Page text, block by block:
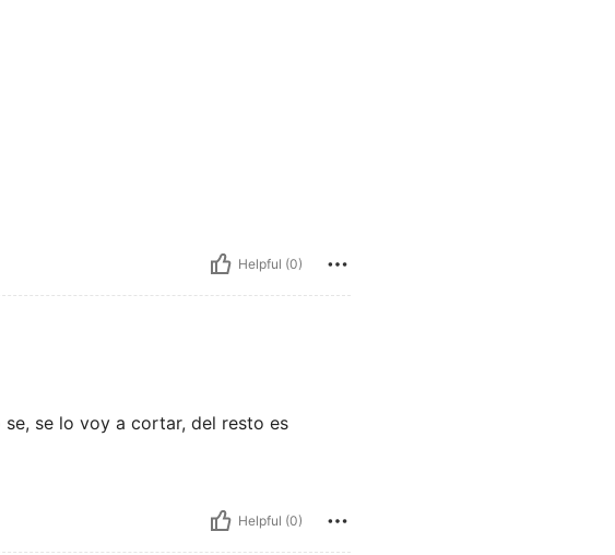
Helpful (0)
se lo voy a cortar, del resto es
Helpful (0)